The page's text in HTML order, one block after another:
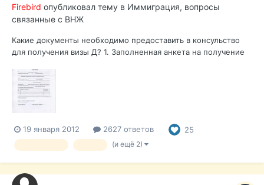
Firebird опубликовал тему в Иммиграция, вопросы
связанные с ВНЖ
Какие документы необходимо предоставить в консульство
для получения визы Д? 1. Заполненная анкета на получение
Анкета / запрос разрешения на проживание (Formulario EX 01)
Форма анкеты; 3. Подтверждение владения недвижимостью
на...
19 января 2012 2627 ответов 25
(и ещё 2)